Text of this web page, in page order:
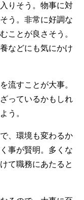
りそう。物事に対
う。非常に好調な
ことが良さそう。
などにも気にかけ
流すことが大事。
っているかもしれ
う。
、環境も変わるか
事が賢明。多くな
て職務にあたると